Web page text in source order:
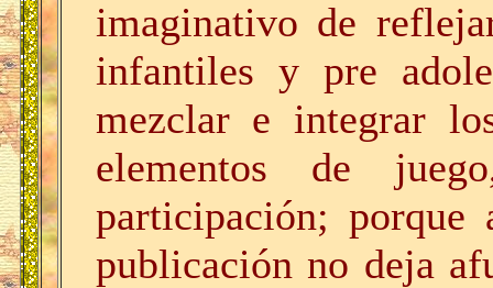
imaginativo de
infantiles y pre
mezclar e integrar
elementos de
participación;
publicación no deja